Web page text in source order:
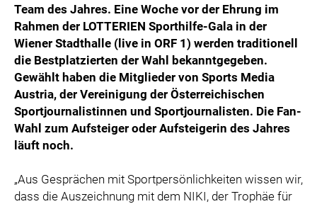
Team des Jahres. Eine Woche vor der Ehrung im
Rahmen der LOTTERIEN Sporthilfe-Gala in der
Wiener Stadthalle (live in ORF 1) werden traditionell
die Bestplatzierten der Wahl bekanntgegeben.
Gewählt haben die Mitglieder von Sports Media
Austria, der Vereinigung der Österreichischen
Sportjournalistinnen und Sportjournalisten. Die Fan-
Wahl zum Aufsteiger oder Aufsteigerin des Jahres
läuft noch.
„Aus Gesprächen mit Sportpersönlichkeiten wissen wir,
dass die Auszeichnung mit dem NIKI, der Trophäe für